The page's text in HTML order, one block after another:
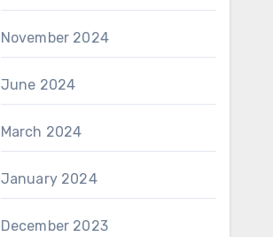
November 2024
June 2024
March 2024
January 2024
December 2023